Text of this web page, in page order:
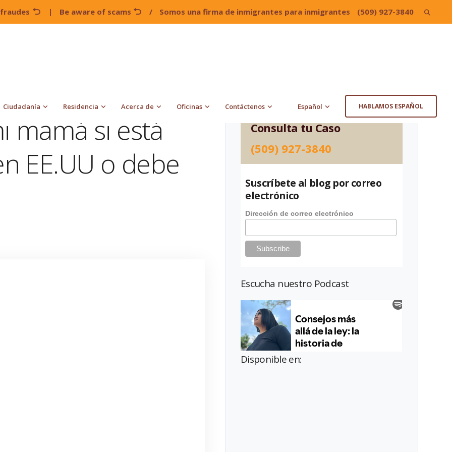
| Be aware of scams / Somos una firma de inmigrantes para inmigrantes (509) 927-3840 Search
Ciudadanía Residencia Acerca de Oficinas Contáctenos Español HABLAMOS ESPAÑOL
mamá si está
EE.UU o debe
Consulta tu Caso
(509) 927-3840
Suscríbete al blog por correo
electrónico
Dirección de correo electrónico
Escucha nuestro Podcast
Disponible en: